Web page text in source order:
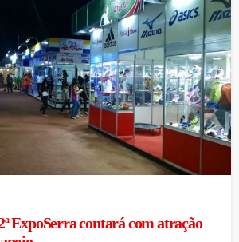
ExpoSerra contará com atração